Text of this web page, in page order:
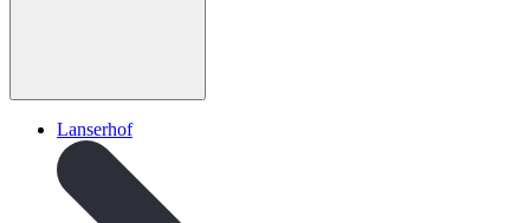
Lanserhof